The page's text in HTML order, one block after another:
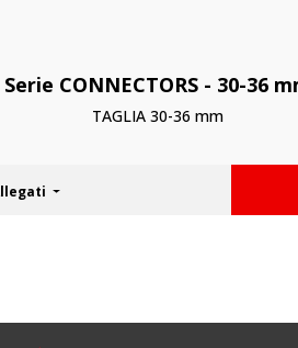
Serie CONNECTORS - 30-36
TAGLIA 30-36 mm